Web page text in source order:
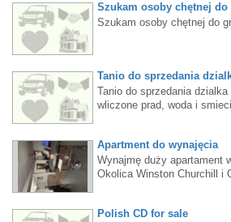
Szukam osoby chętnej
Szukam osoby chętnej do
Tanio do sprzedania
Tanio do sprzedania
wliczone prad, woda i
Apartment do wynajęcia
Wynajmę duży apartament
Okolica Winston Churchill i
Polish CD for sale